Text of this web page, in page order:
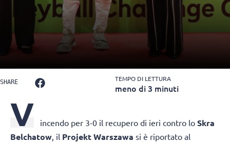
SHARE TEMPO DI LETTURA
meno di 3 minuti
V incendo per 3-0 il recupero di ieri contro lo Skra
Belchatow, il Projekt Warszawa si è riportato al